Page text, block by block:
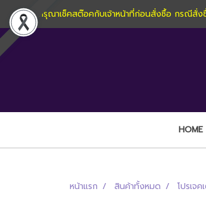
กรุณาเช็คสต๊อคกับเจ้าหน้าที่ก่อนสั่งซื้อ กรณีสั่
HOME
หน้าแรก สินค้าทั้งหมด โปรเจค